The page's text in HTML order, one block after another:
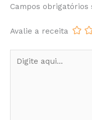
Campos obrigatórios
Avalie a receita
aqui...